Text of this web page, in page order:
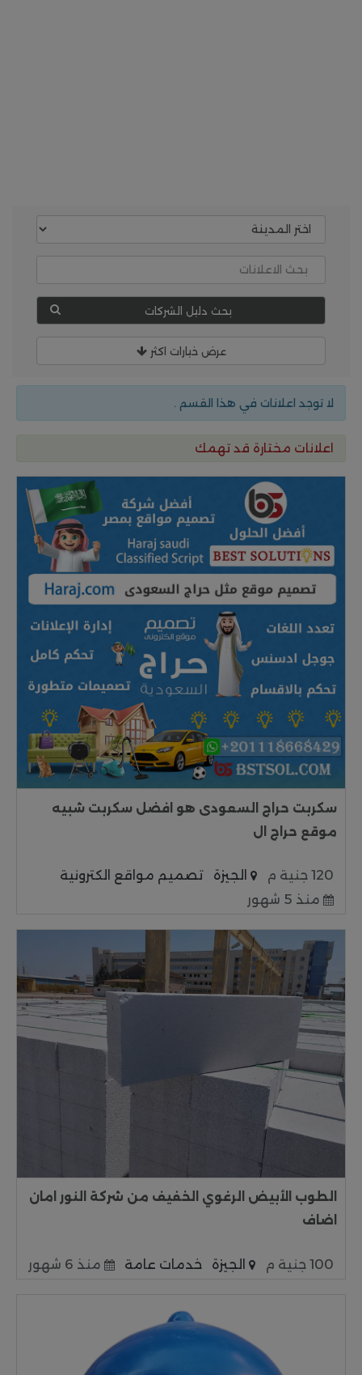
بحث دليل الشركات
عرض خيارات اكثر
لا توجد اعلانات في هذا القسم .
اعلانات مختارة قد تهمك
سكربت حراج السعودى هو افضل سكربت شبيه
موقع حراج ال
120 جنية م الجيزة
تصميم مواقع الكترونية
منذ 5 شهور
الطوب الأبيض الرغوي الخفيف من شركة النور امان
اضاف
100 جنية م الجيزة خدمات عامة منذ 6 شهور